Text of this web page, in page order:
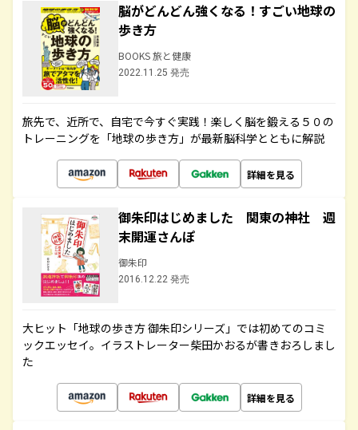
脳がどんどん強くなる！すごい地球の
歩き方
BOOKS 旅と健康
2022.11.25 発売
旅先で、近所で、自宅で今すぐ実践！楽しく脳を鍛える５０の
トレーニングを「地球の歩き方」が最新脳科学とともに解説
詳細を見る
御朱印はじめました 関東の神社 週
末開運さんぽ
御朱印
2016.12.22 発売
大ヒット「地球の歩き方 御朱印シリーズ」では初めてのコミ
ックエッセイ。イラストレーター柴田かおるが書きおろしまし
た
詳細を見る